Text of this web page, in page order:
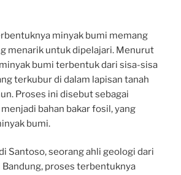
minyak bumi memang
menarik untuk dipelajari. Menurut
bumi terbentuk dari sisa-sisa
terkubur di dalam lapisan tanah
Proses ini disebut sebagai
bahan bakar fosil, yang
bumi.
Santoso, seorang ahli geologi dari
proses terbentuknya